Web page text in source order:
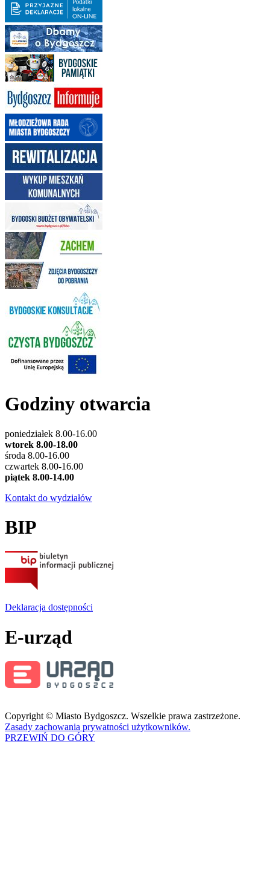
Godziny otwarcia
poniedziałek 8.00-16.00
wtorek 8.00-18.00
środa 8.00-16.00
czwartek 8.00-16.00
piątek 8.00-14.00
Kontakt do wydziałów
BIP
Deklaracja dostępności
E-urząd
Copyright © Miasto Bydgoszcz. Wszelkie prawa zastrzeżone.
Zasady zachowania prywatności użytkowników.
PRZEWIŃ DO GÓRY